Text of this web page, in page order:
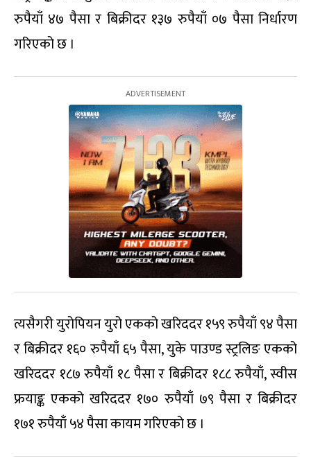
रुपैयाँ ४७ पैसा र बिक्रीदर १३७ रुपैयाँ ०७ पैसा निर्धारण
गरिएको छ ।
त्यसैगरी युरोपियन युरो एकको खरिददर १५९ रुपैयाँ ९४ पैसा
र बिक्रीदर १६० रुपैयाँ ६५ पैसा, युके पाउण्ड स्ट्रलिङ एकको
खरिददर १८७ रुपैयाँ १८ पैसा र बिक्रीदर १८८ रुपैयाँ, स्वीस
फ्रयाङ्क एकको खरिददर १७० रुपैयाँ ७९ पैसा र बिक्रीदर
१७१ रुपैयाँ ५४ पैसा कायम गरिएको छ ।